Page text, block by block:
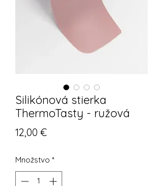
Silikónová stierka
ThermoTasty - ružová
12,00 €Price
Množstvo *